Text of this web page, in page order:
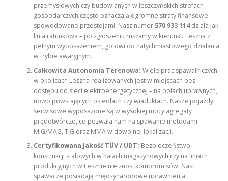
przemysłowych czy budowlanych w leszczyńskich strefach
gospodarczych często oznaczają ogromne straty finansowe
spowodowane przestojami. Nasz numer 570 933 114działa jak
linia ratunkowa – po zgłoszeniu ruszamy w kierunku Leszna z
pełnym wyposażeniem, gotowi do natychmiastowego działania
w trybie awaryjnym.
Całkowita Autonomia Terenowa: Wiele prac spawalniczych
w okolicach Leszna realizowanych jest w miejscach bez
dostępu do sieci elektroenergetycznej – na polach uprawnych,
nowo powstających osiedlach czy wiaduktach. Nasze pojazdy
serwisowe wyposażone są w wysokiej mocy agregaty
prądotwórcze, co pozwala nam na spawanie metodami
MIG/MAG, TIG oraz MMA w dowolnej lokalizacji.
Certyfikowana Jakość TÜV / UDT: Bezpieczeństwo
konstrukcji stalowych w halach magazynowych czy na liniach
produkcyjnych w Lesznie nie znosi kompromisów. Nasi
spawacze posiadają międzynarodowe uprawnienia